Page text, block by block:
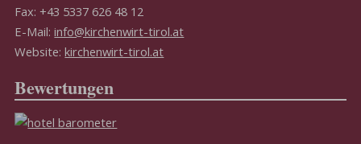
Fax: +43 5337 626 48 12
E-Mail:info@kirchenwirt-tirol.at
Website:kirchenwirt-tirol.at
Bewertungen